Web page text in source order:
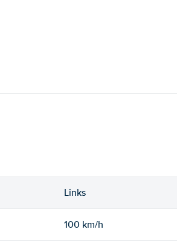
Links
100 km/h